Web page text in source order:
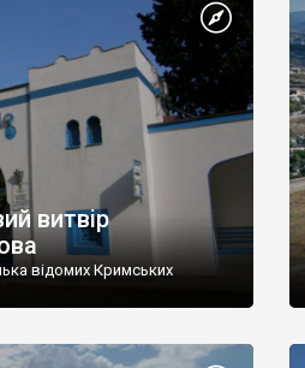
витвір
відомих Кримських